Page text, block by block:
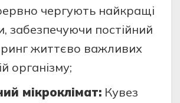
чергують найкращі
забезпечуючи постійний
життєво важливих
організму;
мікроклімат:Кувез